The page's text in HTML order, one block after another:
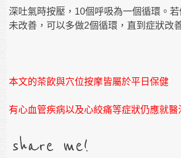
深吐氣時按壓，10個呼吸為一個循環。
未改善，可以多做2個循環，直到症狀改
本文的茶飲與穴位按摩皆屬於平日保健
有心血管疾病以及心絞痛等症狀仍應就醫
share me!